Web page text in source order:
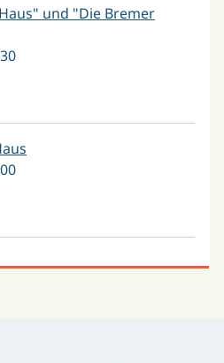
und "Die Bremer